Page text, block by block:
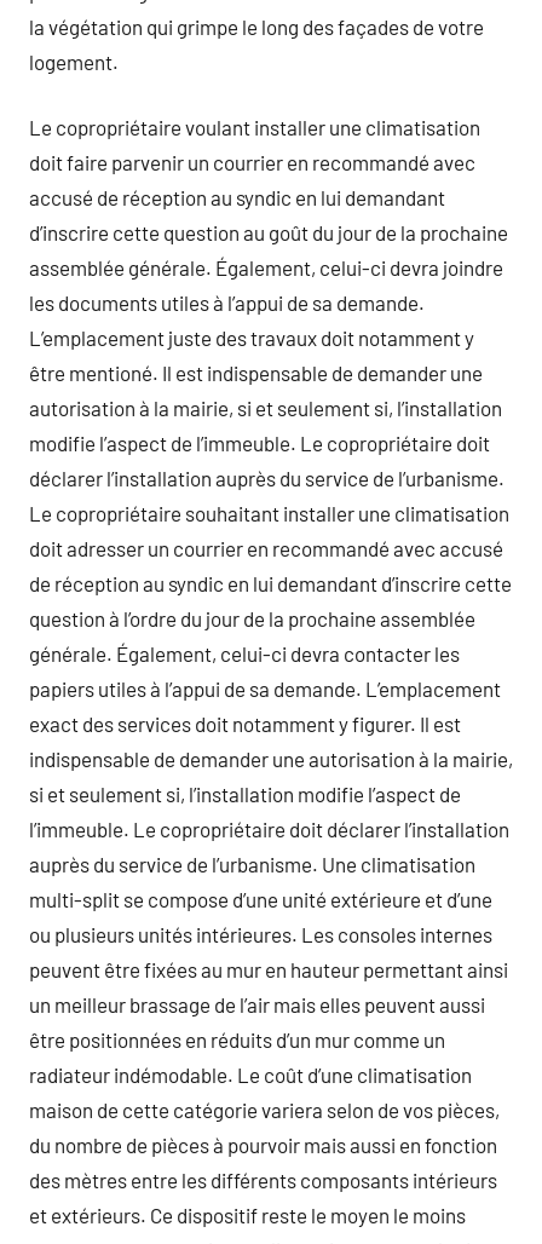
la végétation qui grimpe le long des façades de votre
logement.
Le copropriétaire voulant installer une climatisation
doit faire parvenir un courrier en recommandé avec
accusé de réception au syndic en lui demandant
d’inscrire cette question au goût du jour de la prochaine
assemblée générale. Également, celui-ci devra joindre
les documents utiles à l’appui de sa demande.
L’emplacement juste des travaux doit notamment y
être mentioné. Il est indispensable de demander une
autorisation à la mairie, si et seulement si, l’installation
modifie l’aspect de l’immeuble. Le copropriétaire doit
déclarer l’installation auprès du service de l’urbanisme.
Le copropriétaire souhaitant installer une climatisation
doit adresser un courrier en recommandé avec accusé
de réception au syndic en lui demandant d’inscrire cette
question à l’ordre du jour de la prochaine assemblée
générale. Également, celui-ci devra contacter les
papiers utiles à l’appui de sa demande. L’emplacement
exact des services doit notamment y figurer. Il est
indispensable de demander une autorisation à la mairie,
si et seulement si, l’installation modifie l’aspect de
l’immeuble. Le copropriétaire doit déclarer l’installation
auprès du service de l’urbanisme. Une climatisation
multi-split se compose d’une unité extérieure et d’une
ou plusieurs unités intérieures. Les consoles internes
peuvent être fixées au mur en hauteur permettant ainsi
un meilleur brassage de l’air mais elles peuvent aussi
être positionnées en réduits d’un mur comme un
radiateur indémodable. Le coût d’une climatisation
maison de cette catégorie variera selon de vos pièces,
du nombre de pièces à pourvoir mais aussi en fonction
des mètres entre les différents composants intérieurs
et extérieurs. Ce dispositif reste le moyen le moins